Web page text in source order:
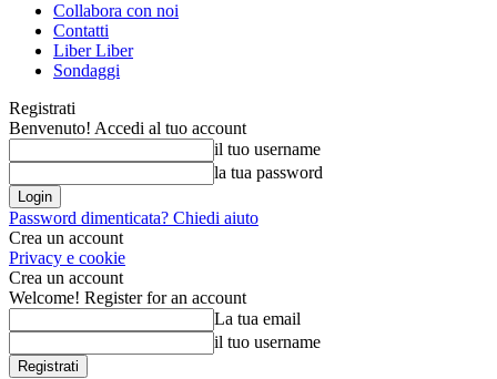
Collabora con noi
Contatti
Liber Liber
Sondaggi
Registrati
Benvenuto! Accedi al tuo account
il tuo username
la tua password
Password dimenticata? Chiedi aiuto
Crea un account
Privacy e cookie
Crea un account
Welcome! Register for an account
La tua email
il tuo username